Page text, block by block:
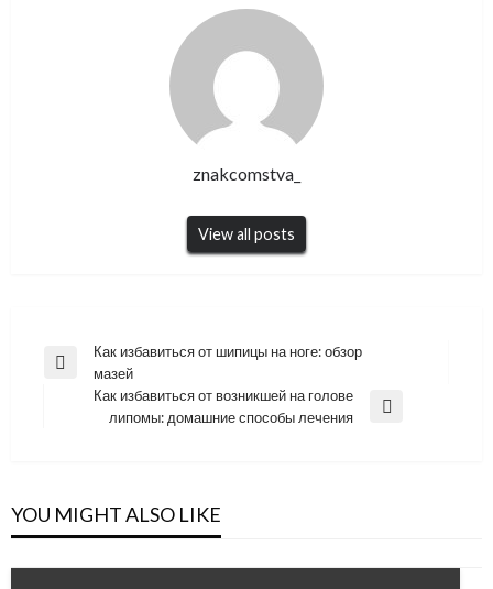
znakcomstva_
View all posts
Навигация
записям
Previous
Как избавиться от шипицы на ноге: обзор
мазей
Как избавиться от возникшей на голове
липомы: домашние способы лечения
YOU MIGHT ALSO LIKE